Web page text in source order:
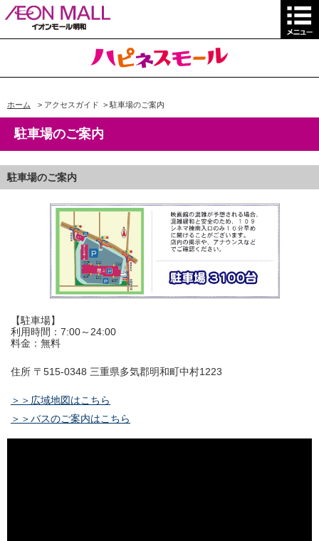
ホーム > アクセスガイド > 駐車場のご案内
駐車場のご案内
駐車場のご案内
【駐車場】
利用時間：7:00～24:00
料金：無料
住所 〒515-0348 三重県多気郡明和町中村1223
＞＞広域地図はこちら
＞＞バスのご案内はこちら